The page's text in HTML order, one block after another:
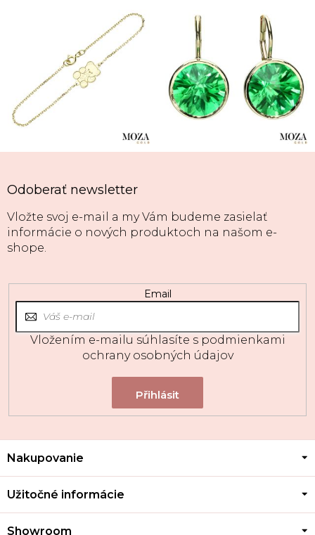
Odoberať newsletter
Vložte svoj e-mail a my Vám budeme zasielať
informácie o nových produktoch na našom e-
shope.
Email
Vložením e-mailu súhlasíte s podmienkami
ochrany osobných údajov
Z
p
t
Nakupovanie
Užitočné informácie
Showroom